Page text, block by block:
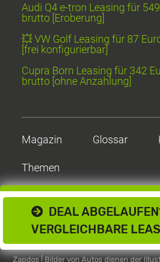
DEAL
VERGLEICHBARE
Audi Q4 e-tron Leasing für
brutto [Eroberung]
💥 VW Golf Leasing für 87
[frei konfigurierbar]
Cupra Born Leasing für 342
brutto [ohne Anzahlung]
Magazin Glossar
Themen
Zapdos | Bilder von Autos dienen der